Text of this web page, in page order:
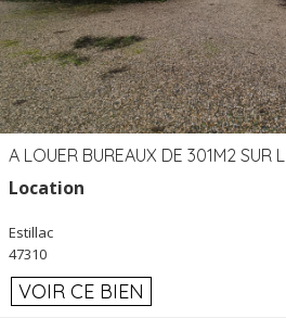
Location
Estillac
47310
VOIR CE BIEN